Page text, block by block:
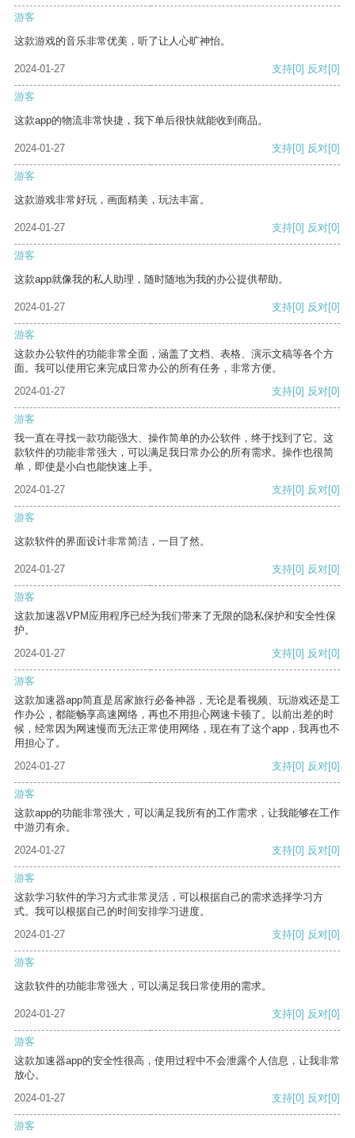
游客
这款游戏的音乐非常优美，听了让人心旷神怡。
2024-01-27 支持[0] 反对[0]
游客
这款app的物流非常快捷，我下单后很快就能收到商品。
2024-01-27 支持[0] 反对[0]
游客
这款游戏非常好玩，画面精美，玩法丰富。
2024-01-27 支持[0] 反对[0]
游客
这款app就像我的私人助理，随时随地为我的办公提供帮助。
2024-01-27 支持[0] 反对[0]
游客
这款办公软件的功能非常全面，涵盖了文档、表格、演示文稿等各个方
面。我可以使用它来完成日常办公的所有任务，非常方便。
2024-01-27
支持[0] 反对[0]
游客
我一直在寻找一款功能强大、操作简单的办公软件，终于找到了它。这
款软件的功能非常强大，可以满足我日常办公的所有需求。操作也很简
单，即使是小白也能快速上手。
2024-01-27
支持[0] 反对[0]
游客
这款软件的界面设计非常简洁，一目了然。
2024-01-27 支持[0] 反对[0]
游客
这款加速器VPM应用程序已经为我们带来了无限的隐私保护和安全性保
护。
2024-01-27
支持[0] 反对[0]
游客
这款加速器app简直是居家旅行必备神器，无论是看视频、玩游戏还是工
作办公，都能畅享高速网络，再也不用担心网速卡顿了。以前出差的时
候，经常因为网速慢而无法正常使用网络，现在有了这个app，我再也不
用担心了。
2024-01-27
支持[0] 反对[0]
游客
这款app的功能非常强大，可以满足我所有的工作需求，让我能够在工作
中游刃有余。
2024-01-27
支持[0] 反对[0]
游客
这款学习软件的学习方式非常灵活，可以根据自己的需求选择学习方
式。我可以根据自己的时间安排学习进度。
2024-01-27
支持[0] 反对[0]
游客
这款软件的功能非常强大，可以满足我日常使用的需求。
2024-01-27 支持[0] 反对[0]
游客
这款加速器app的安全性很高，使用过程中不会泄露个人信息，让我非常
放心。
2024-01-27
支持[0] 反对[0]
游客